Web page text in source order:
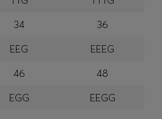
34
36
EEG
EEEG
46
48
EGG EEGG